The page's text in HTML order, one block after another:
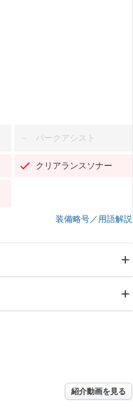
－ パークアシスト
クリアランスソナー
装備略号／用語解説
センターデフロック
キーレス 紹介動画を見る